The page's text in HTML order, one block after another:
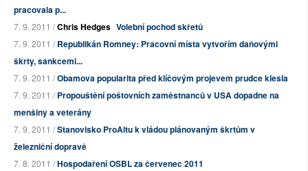
pracovala p...
7. 9. 2011 /Chris Hedges Volební pochod skřetů
7. 9. 2011 /Republikán Romney: Pracovní místa vytvořím daňovými
škrty, sankcemi...
7. 9. 2011 /Obamova popularita před klíčovým projevem prudce klesla
7. 9. 2011 /Propouštění poštovních zaměstnanců v USA dopadne na
menšiny a veterány
7. 9. 2011 /Stanovisko ProAltu k vládou plánovaným škrtům v
železniční dopravě
7. 8. 2011 /Hospodaření OSBL za červenec 2011